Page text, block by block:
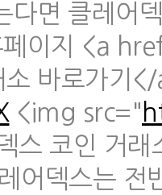
다면 클레어
이지 <a
소 바로가기
<img src="
스 코인 거래
어덱스는 전